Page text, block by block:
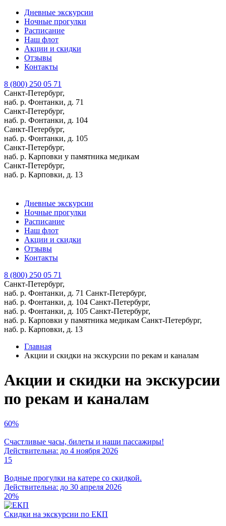
Дневные экскурсии
Ночные прогулки
Расписание
Наш флот
Акции и скидки
Отзывы
Контакты
8 (800) 250 05 71
Санкт-Петербург,
наб. р. Фонтанки, д. 71
Санкт-Петербург,
наб. р. Фонтанки, д. 104
Санкт-Петербург,
наб. р. Фонтанки, д. 105
Санкт-Петербург,
наб. р. Карповки у памятника медикам
Санкт-Петербург,
наб. р. Карповки, д. 13
Дневные экскурсии
Ночные прогулки
Расписание
Наш флот
Акции и скидки
Отзывы
Контакты
8 (800) 250 05 71
Санкт-Петербург,
наб. р. Фонтанки, д. 71 Санкт-Петербург,
наб. р. Фонтанки, д. 104 Санкт-Петербург,
наб. р. Фонтанки, д. 105 Санкт-Петербург,
наб. р. Карповки у памятника медикам Санкт-Петербург,
наб. р. Карповки, д. 13
Главная
Акции и скидки на экскурсии по рекам и каналам
Акции и скидки на экскурсии
по рекам и каналам
60%
Счастливые часы, билеты и наши пассажиры!
Действительна: до 4 ноября 2026
15
Водные прогулки на катере со скидкой.
Действительна: до 30 апреля 2026
20%
Скидки на экскурсии по ЕКП